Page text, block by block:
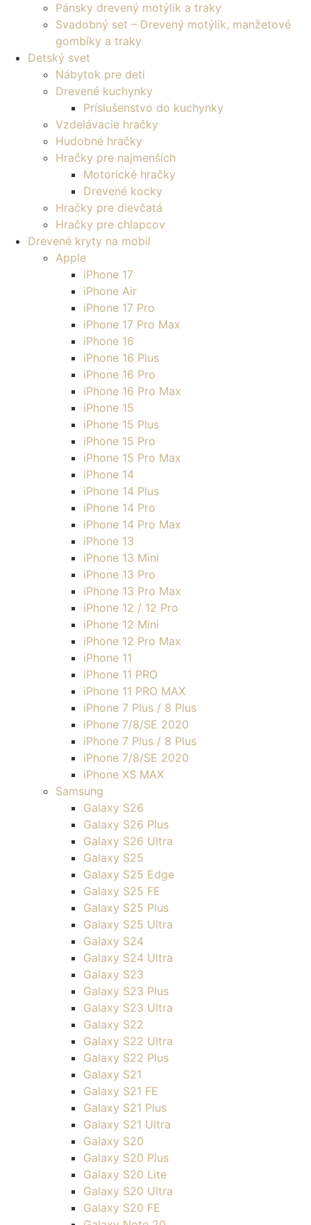
Pánsky drevený motýlik a traky
Svadobný set – Drevený motýlik, manžetové
gombíky a traky
Detský svet
Nábytok pre deti
Drevené kuchynky
Príslušenstvo do kuchynky
Vzdelávacie hračky
Hudobné hračky
Hračky pre najmenších
Motorické hračky
Drevené kocky
Hračky pre dievčatá
Hračky pre chlapcov
Drevené kryty na mobil
Apple
iPhone 17
iPhone Air
iPhone 17 Pro
iPhone 17 Pro Max
iPhone 16
iPhone 16 Plus
iPhone 16 Pro
iPhone 16 Pro Max
iPhone 15
iPhone 15 Plus
iPhone 15 Pro
iPhone 15 Pro Max
iPhone 14
iPhone 14 Plus
iPhone 14 Pro
iPhone 14 Pro Max
iPhone 13
iPhone 13 Mini
iPhone 13 Pro
iPhone 13 Pro Max
iPhone 12 / 12 Pro
iPhone 12 Mini
iPhone 12 Pro Max
iPhone 11
iPhone 11 PRO
iPhone 11 PRO MAX
iPhone 7 Plus / 8 Plus
iPhone 7/8/SE 2020
iPhone 7 Plus / 8 Plus
iPhone 7/8/SE 2020
iPhone XS MAX
Samsung
Galaxy S26
Galaxy S26 Plus
Galaxy S26 Ultra
Galaxy S25
Galaxy S25 Edge
Galaxy S25 FE
Galaxy S25 Plus
Galaxy S25 Ultra
Galaxy S24
Galaxy S24 Ultra
Galaxy S23
Galaxy S23 Plus
Galaxy S23 Ultra
Galaxy S22
Galaxy S22 Ultra
Galaxy S22 Plus
Galaxy S21
Galaxy S21 FE
Galaxy S21 Plus
Galaxy S21 Ultra
Galaxy S20
Galaxy S20 Plus
Galaxy S20 Lite
Galaxy S20 Ultra
Galaxy S20 FE